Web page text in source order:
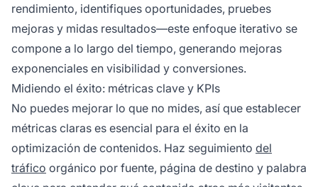
rendimiento, identifiques oportunidades, pruebes
mejoras y midas resultados—este enfoque iterativo se
compone a lo largo del tiempo, generando mejoras
exponenciales en visibilidad y conversiones.
Midiendo el éxito: métricas clave y KPIs
No puedes mejorar lo que no mides, así que establecer
métricas claras es esencial para el éxito en la
optimización de contenidos. Haz seguimiento del
tráfico orgánico por fuente, página de destino y palabra